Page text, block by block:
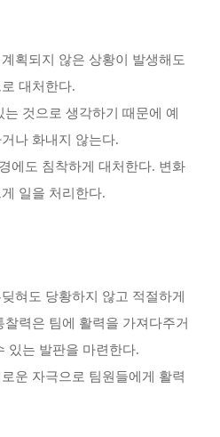
획되지 않은 상황이 발생해도
대처한다.
것으로 생각하기 때문에 예
나 화내지 않는다.
에도 침착하게 대처한다. 변화
일을 처리한다.
혀도 당황하지 않고 적절하게
력은 팀에 활력을 가져다주거
있는 발판을 마련한다.
운 자극으로 팀원들에게 활력